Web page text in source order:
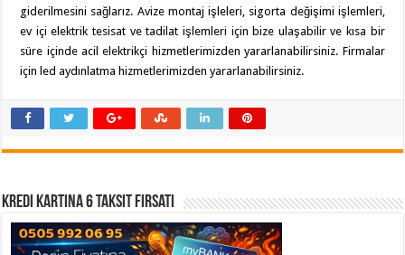
giderilmesini sağlarız. Avize montaj işleleri, sigorta değişimi işlemleri,
ev içi elektrik tesisat ve tadilat işlemleri için bize ulaşabilir ve kısa bir
süre içinde acil elektrikçi hizmetlerimizden yararlanabilirsiniz. Firmalar
için led aydınlatma hizmetlerimizden yararlanabilirsiniz.
Kredi Kartına 6 Taksit Fırsatı